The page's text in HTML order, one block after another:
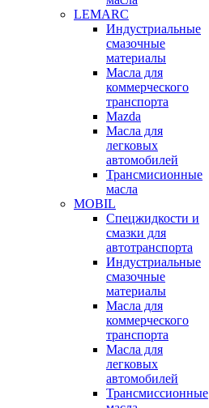
LEMARC
Индустриальные
смазочные
материалы
Масла для
коммерческого
транспорта
Mazda
Масла для
легковых
автомобилей
Трансмисионные
масла
MOBIL
Cпецжидкости и
смазки для
автотранспорта
Индустриальные
смазочные
материалы
Масла для
коммерческого
транспорта
Масла для
легковых
автомобилей
Трансмиссионные